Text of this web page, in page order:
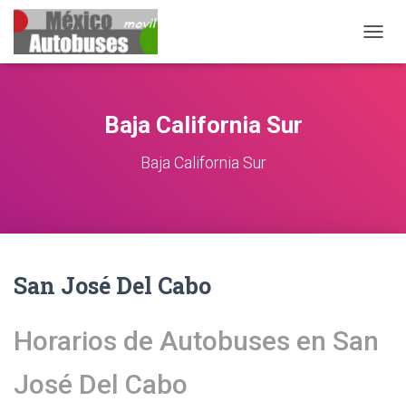
Baja California Sur
Baja California Sur
San José Del Cabo
Horarios de Autobuses en San
José Del Cabo